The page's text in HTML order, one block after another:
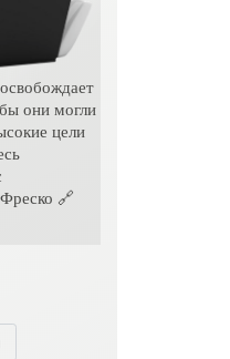
и растения / Интернет
/ СТАТЬИ /
они могли
цели
🔗